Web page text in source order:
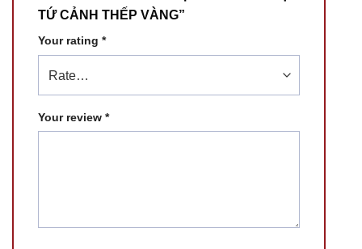
TỨ CẢNH THẾP VÀNG”
Your rating *
Your review *